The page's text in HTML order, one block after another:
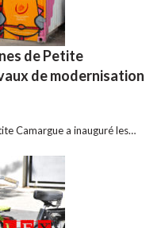
de Petite
de modernisation
Camargue a inauguré les…